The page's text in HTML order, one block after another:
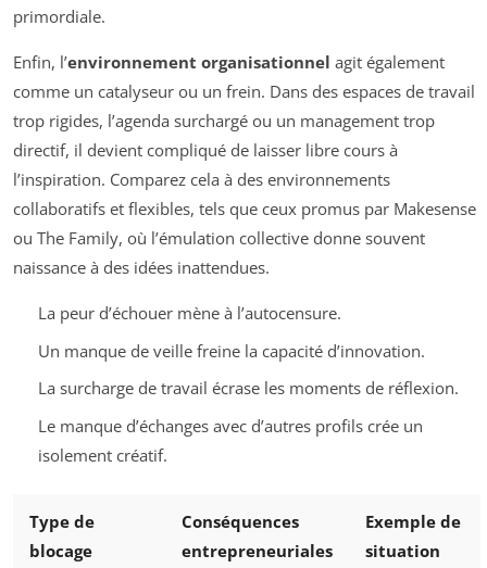
primordiale.
Enfin, l’environnement organisationnel agit également
comme un catalyseur ou un frein. Dans des espaces de travail
trop rigides, l’agenda surchargé ou un management trop
directif, il devient compliqué de laisser libre cours à
l’inspiration. Comparez cela à des environnements
collaboratifs et flexibles, tels que ceux promus par Makesense
ou The Family, où l’émulation collective donne souvent
naissance à des idées inattendues.
La peur d’échouer mène à l’autocensure.
Un manque de veille freine la capacité d’innovation.
La surcharge de travail écrase les moments de réflexion.
Le manque d’échanges avec d’autres profils crée un
isolement créatif.
Type de
blocage
Conséquences
entrepreneuriales
Exemple de
situation